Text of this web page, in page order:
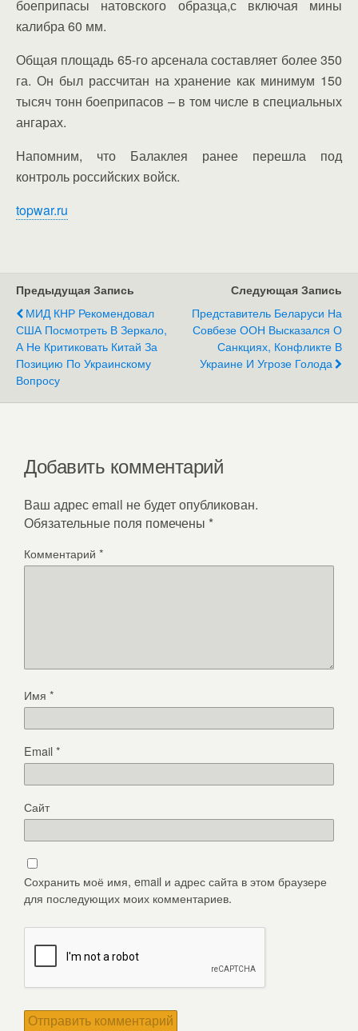
боеприпасы натовского образца,с включая мины
калибра 60 мм.
Общая площадь 65-го арсенала составляет более 350
га. Он был рассчитан на хранение как минимум 150
тысяч тонн боеприпасов – в том числе в специальных
ангарах.
Напомним, что Балаклея ранее перешла под
контроль российских войск.
topwar.ru
Предыдущая Запись
МИД КНР Рекомендовал
США Посмотреть В Зеркало,
А Не Критиковать Китай За
Позицию По Украинскому
Вопросу
Следующая Запись
Представитель Беларуси На
Совбезе ООН Высказался О
Санкциях, Конфликте В
Украине И Угрозе Голода
Добавить комментарий
Ваш адрес email не будет опубликован.
Обязательные поля помечены *
Комментарий *
Имя *
Email*
Сайт
Сохранить моё имя, email и адрес сайта в этом браузере
для последующих моих комментариев.